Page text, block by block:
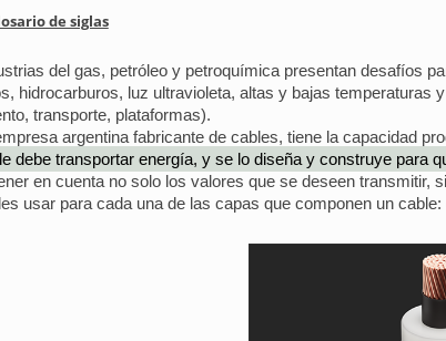
de siglas
del gas, petróleo y petroquímica presentan desafíos
hidrocarburos, luz ultravioleta, altas y bajas temperaturas
transporte, plataformas).
argentina fabricante de cables, tiene la capacidad
debe transportar energía, y se lo diseña y construye para
en cuenta no solo los valores que se deseen
usar para cada una de las capas que componen un